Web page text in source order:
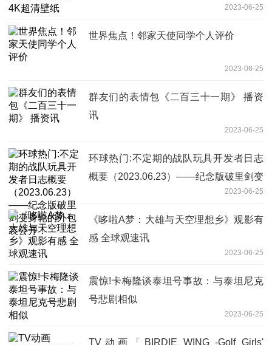
2023-06-25
世界焦点！邻家天使同学个人评价
2023-06-25
群友们的表情包《二百三十一期》 播资
讯
2023-06-25
环球热门:不定期的战队玩具开发者日志
概要（2023.06.23）——纪念版破里剑变
2023-06-25
《哆啦A梦：大雄与天空理想乡》观影有
感 全球观速讯
2023-06-25
震惊!卡梅隆谈泰坦号事故：与泰坦尼克
号悲剧相似
2023-06-25
TV动画「BIRDIE WING -Golf Girls'